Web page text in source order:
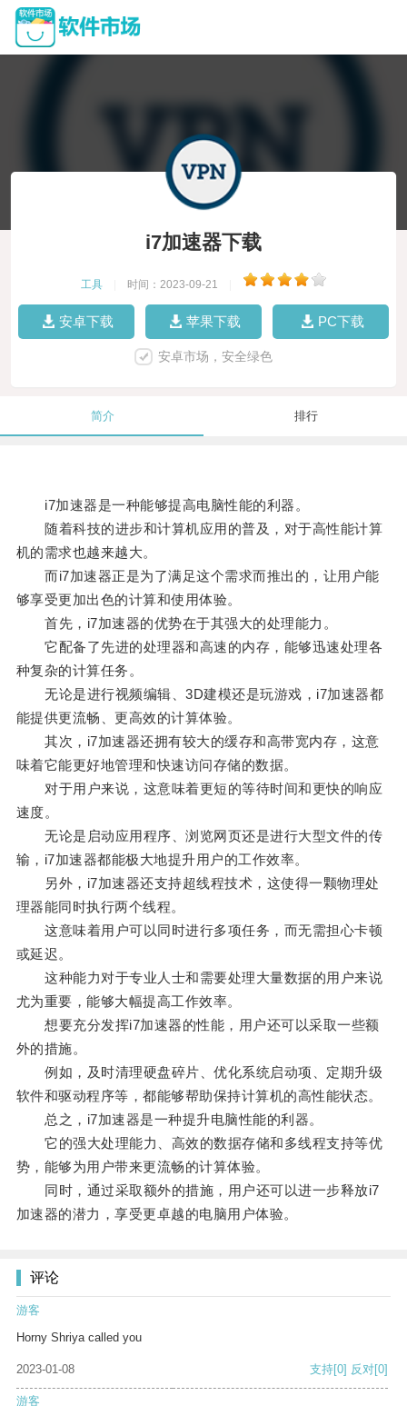
i7加速器下载
工具 时间：2023-09-21
安卓下载 苹果下载 PC下载
安卓市场，安全绿色
简介 排行
i7加速器是一种能够提高电脑性能的利器。
随着科技的进步和计算机应用的普及，对于高性能计算
机的需求也越来越大。
而i7加速器正是为了满足这个需求而推出的，让用户能
够享受更加出色的计算和使用体验。
首先，i7加速器的优势在于其强大的处理能力。
它配备了先进的处理器和高速的内存，能够迅速处理各
种复杂的计算任务。
无论是进行视频编辑、3D建模还是玩游戏，i7加速器都
能提供更流畅、更高效的计算体验。
其次，i7加速器还拥有较大的缓存和高带宽内存，这意
味着它能更好地管理和快速访问存储的数据。
对于用户来说，这意味着更短的等待时间和更快的响应
速度。
无论是启动应用程序、浏览网页还是进行大型文件的传
输，i7加速器都能极大地提升用户的工作效率。
另外，i7加速器还支持超线程技术，这使得一颗物理处
理器能同时执行两个线程。
这意味着用户可以同时进行多项任务，而无需担心卡顿
或延迟。
这种能力对于专业人士和需要处理大量数据的用户来说
尤为重要，能够大幅提高工作效率。
想要充分发挥i7加速器的性能，用户还可以采取一些额
外的措施。
例如，及时清理硬盘碎片、优化系统启动项、定期升级
软件和驱动程序等，都能够帮助保持计算机的高性能状态。
总之，i7加速器是一种提升电脑性能的利器。
它的强大处理能力、高效的数据存储和多线程支持等优
势，能够为用户带来更流畅的计算体验。
同时，通过采取额外的措施，用户还可以进一步释放i7
加速器的潜力，享受更卓越的电脑用户体验。
评论
游客
Horny Shriya called you
2023-01-08 支持[0] 反对[0]
游客